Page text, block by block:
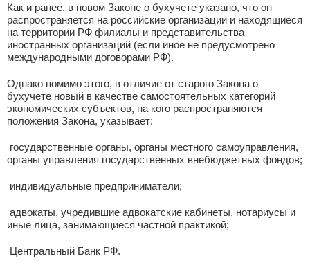
Как и ранее, в новом Законе о бухучете указано, что он
распространяется на российские организации и находящиеся
на территории РФ филиалы и представительства
иностранных организаций (если иное не предусмотрено
международными договорами РФ).
Однако помимо этого, в отличие от старого Закона о
бухучете новый в качестве самостоятельных категорий
экономических субъектов, на кого распространяются
положения Закона, указывает:
­ государственные органы, органы местного самоуправления,
органы управления государственных внебюджетных фондов;
­ индивидуальные предприниматели;
­ адвокаты, учредившие адвокатские кабинеты, нотариусы и
иные лица, занимающиеся частной практикой;
­ Центральный Банк РФ.